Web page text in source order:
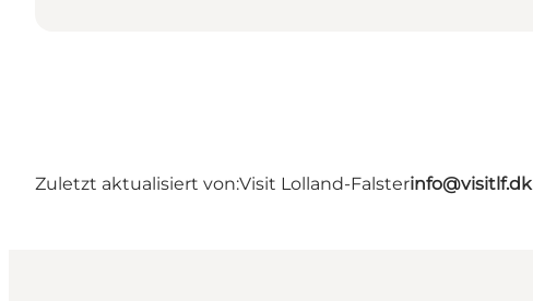
Zuletzt aktualisiert von:Visit Lolland-Falsterinfo@visitlf.dk